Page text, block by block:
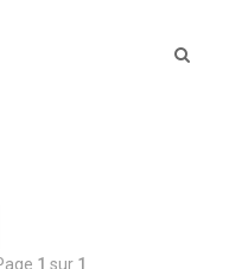
1 sur 1